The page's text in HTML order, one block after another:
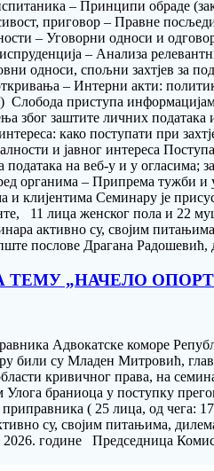
– Принципи обраде
приговор – Правне
– Уговорни односи и
– Анализа
односи, спољни захтјев за
– Интерни акти:
Слобода приступа
због заштите личних података
како поступати при
и јавног интереса
на веб-у и у огласима;
органима – Припрема тужби
клијентима Семинару је
11 лица женског пола и 22
активно су, својим
послове Драгана Радошевић,
ТЕМУ „НАЧЕЛО
Адвокатске коморе
били су Младен Митровић,
кривичног права, на
браниоца у поступку
( 25 лица, од чега:
су, својим питањима,
2026. године Председница